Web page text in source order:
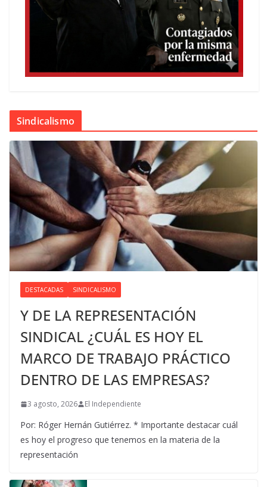
Sindicalismo
DESTACADAS SINDICALISMO
Y DE LA REPRESENTACIÓN
SINDICAL ¿CUÁL ES HOY EL
MARCO DE TRABAJO PRÁCTICO
DENTRO DE LAS EMPRESAS?
3 agosto, 2026 El Independiente
Por: Róger Hernán Gutiérrez. * Importante destacar cuál
es hoy el progreso que tenemos en la materia de la
representación